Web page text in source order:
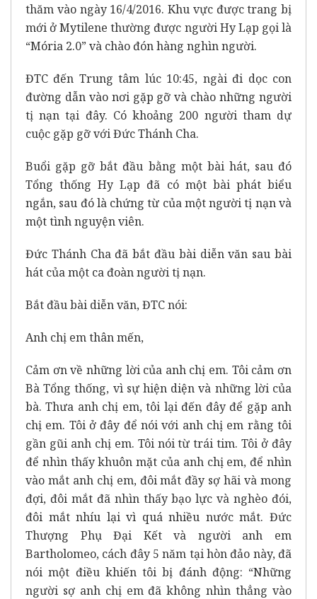
thăm vào ngày 16/4/2016. Khu vực được trang bị
mới ở Mytilene thường được người Hy Lạp gọi là
“Mória 2.0” và chào đón hàng nghìn người.
ĐTC đến Trung tâm lúc 10:45, ngài đi dọc con
đường dẫn vào nơi gặp gỡ và chào những người
tị nạn tại đây. Có khoảng 200 người tham dự
cuộc gặp gỡ với Đức Thánh Cha.
Buổi gặp gỡ bắt đầu bằng một bài hát, sau đó
Tổng thống Hy Lạp đã có một bài phát biểu
ngắn, sau đó là chứng từ của một người tị nạn và
một tình nguyện viên.
Đức Thánh Cha đã bắt đầu bài diễn văn sau bài
hát của một ca đoàn người tị nạn.
Bắt đầu bài diễn văn, ĐTC nói:
Anh chị em thân mến,
Cảm ơn về những lời của anh chị em. Tôi cảm ơn
Bà Tổng thống, vì sự hiện diện và những lời của
bà. Thưa anh chị em, tôi lại đến đây để gặp anh
chị em. Tôi ở đây để nói với anh chị em rằng tôi
gần gũi anh chị em. Tôi nói từ trái tim. Tôi ở đây
để nhìn thấy khuôn mặt của anh chị em, để nhìn
vào mắt anh chị em, đôi mắt đầy sợ hãi và mong
đợi, đôi mắt đã nhìn thấy bạo lực và nghèo đói,
đôi mắt nhíu lại vì quá nhiều nước mắt. Đức
Thượng Phụ Đại Kết và người anh em
Bartholomeo, cách đây 5 năm tại hòn đảo này, đã
nói một điều khiến tôi bị đánh động: “Những
người sợ anh chị em đã không nhìn thẳng vào